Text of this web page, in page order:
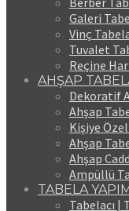
Galeri
Vinç
Tuvalet
Reçine
AHŞAP
Dekoratif
Ahşap
Kişiye
Ahşap
Ahşap
Ampüllü
TABELA
Tabelacı |